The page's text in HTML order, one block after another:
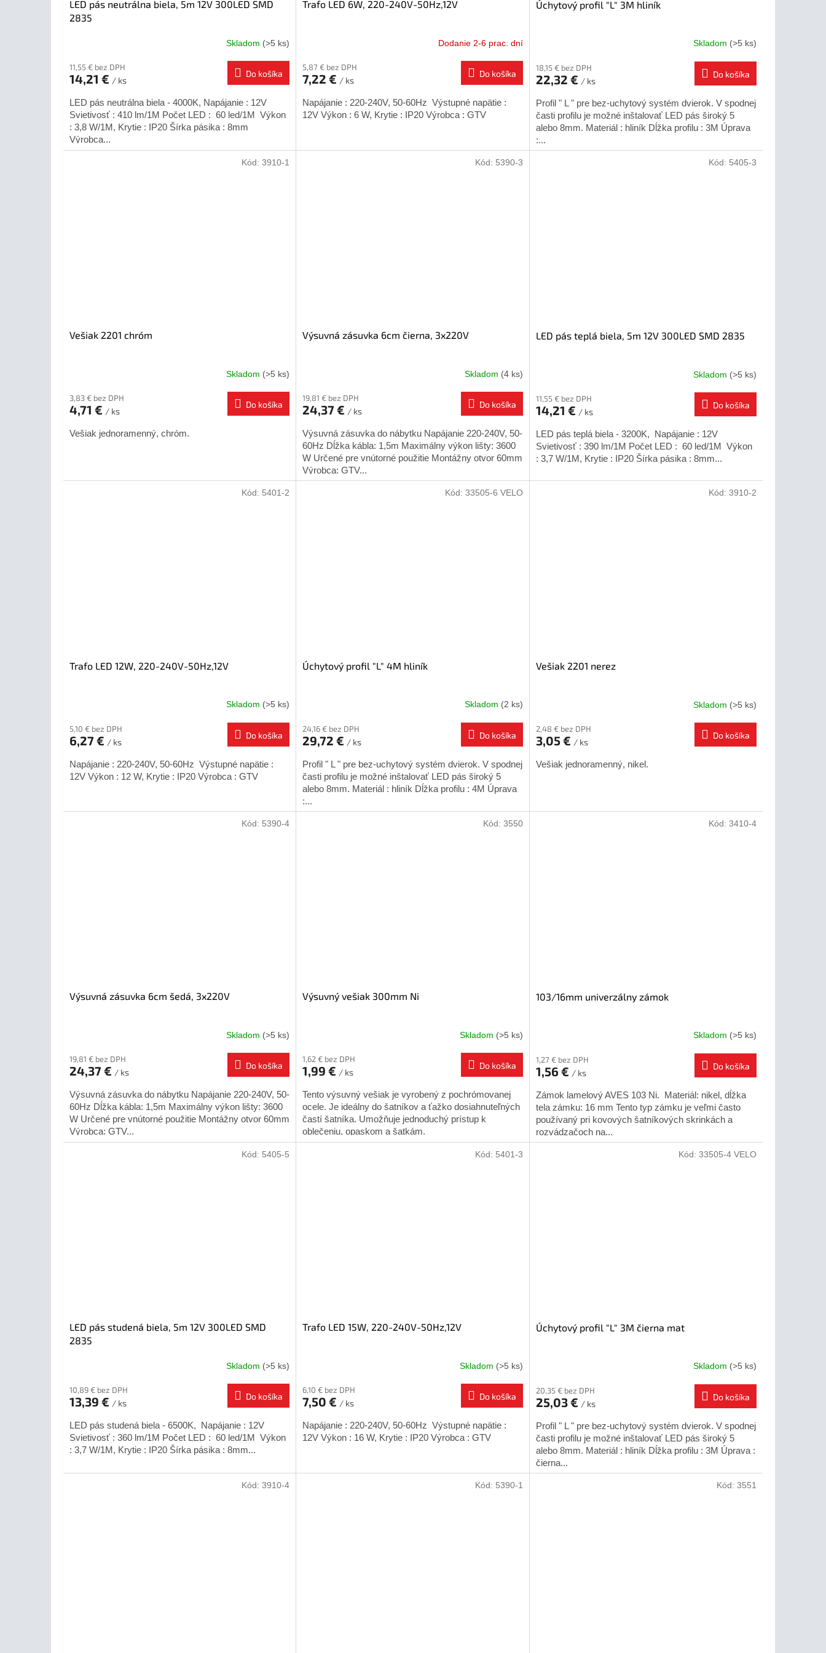
LED pás neutrálna biela, 5m 12V 300LED SMD
2835
Skladom (>5 ks)
11,55 € bez DPH
14,21 € / ks
Do košíka
LED pás neutrálna biela - 4000K, Napájanie : 12V
Svietivosť : 410 lm/1M Počet LED : 60 led/1M Výkon
: 3,8 W/1M, Krytie : IP20 Šírka pásika : 8mm
Výrobca...
Trafo LED 6W, 220-240V-50Hz,12V
Dodanie 2-6 prac. dní
5,87 € bez DPH
7,22 € / ks
Do košíka
Napájanie : 220-240V, 50-60Hz Výstupné napätie :
12V Výkon : 6 W, Krytie : IP20 Výrobca : GTV
Úchytový profil "L" 3M hliník
Skladom (>5 ks)
18,15 € bez DPH
22,32 € / ks
Do košíka
Profil " L " pre bez-uchytový systém dvierok. V spodnej
časti profilu je možné inštalovať LED pás široký 5
alebo 8mm. Materiál : hliník Dĺžka profilu : 3M Úprava
:...
Vešiak 2201 chróm
Skladom (>5 ks)
3,83 € bez DPH
4,71 € / ks
Do košíka
Vešiak jednoramenný, chróm.
Kód:3910-1
Výsuvná zásuvka 6cm čierna, 3x220V
Skladom (4 ks)
19,81 € bez DPH
24,37 € / ks
Do košíka
Výsuvná zásuvka do nábytku Napájanie 220-240V, 50-
60Hz Dĺžka kábla: 1,5m Maximálny výkon lišty: 3600
W Určené pre vnútorné použitie Montážny otvor 60mm
Výrobca: GTV...
Kód: 5390-3
LED pás teplá biela, 5m 12V 300LED SMD 2835
Skladom (>5 ks)
11,55 € bez DPH
14,21 € / ks
Do košíka
LED pás teplá biela - 3200K, Napájanie : 12V
Svietivosť : 390 lm/1M Počet LED : 60 led/1M Výkon
: 3,7 W/1M, Krytie : IP20 Šírka pásika : 8mm...
Kód: 5405-3
Trafo LED 12W, 220-240V-50Hz,12V
Skladom (>5 ks)
5,10 € bez DPH
6,27 € / ks
Do košíka
Napájanie : 220-240V, 50-60Hz Výstupné napätie :
12V Výkon : 12 W, Krytie : IP20 Výrobca : GTV
Kód: 5401-2
Úchytový profil "L" 4M hliník
Skladom (2 ks)
24,16 € bez DPH
29,72 € / ks
Do košíka
Profil " L " pre bez-uchytový systém dvierok. V spodnej
časti profilu je možné inštalovať LED pás široký 5
alebo 8mm. Materiál : hliník Dĺžka profilu : 4M Úprava
:...
Kód: 33505-6 VELO
Vešiak 2201 nerez
Skladom (>5 ks)
2,48 € bez DPH
3,05 € / ks
Do košíka
Vešiak jednoramenný, nikel.
Kód: 3910-2
Výsuvná zásuvka 6cm šedá, 3x220V
Skladom (>5 ks)
19,81 € bez DPH
24,37 € / ks
Do košíka
Výsuvná zásuvka do nábytku Napájanie 220-240V, 50-
60Hz Dĺžka kábla: 1,5m Maximálny výkon lišty: 3600
W Určené pre vnútorné použitie Montážny otvor 60mm
Výrobca: GTV...
Kód: 5390-4
Výsuvný vešiak 300mm Ni
Skladom (>5 ks)
1,62 € bez DPH
1,99 € / ks
Do košíka
Tento výsuvný vešiak je vyrobený z pochrómovanej
ocele. Je ideálny do šatníkov a ťažko dosiahnuteľných
častí šatníka. Umožňuje jednoduchý prístup k
oblečeniu, opaskom a šatkám.
Kód: 3550
103/16mm univerzálny zámok
Skladom (>5 ks)
1,27 € bez DPH
1,56 € / ks
Do košíka
Zámok lamelový AVES 103 Ni. Materiál: nikel, dĺžka
tela zámku: 16 mm Tento typ zámku je veľmi často
používaný pri kovových šatníkových skrinkách a
rozvádzačoch na...
Kód: 3410-4
LED pás studená biela, 5m 12V 300LED SMD
2835
Skladom (>5 ks)
10,89 € bez DPH
13,39 € / ks
Do košíka
LED pás studená biela - 6500K, Napájanie : 12V
Svietivosť : 360 lm/1M Počet LED : 60 led/1M Výkon
: 3,7 W/1M, Krytie : IP20 Šírka pásika : 8mm...
Kód: 5405-5
Trafo LED 15W, 220-240V-50Hz,12V
Skladom (>5 ks)
6,10 € bez DPH
7,50 € / ks
Do košíka
Napájanie : 220-240V, 50-60Hz Výstupné napätie :
12V Výkon : 16 W, Krytie : IP20 Výrobca : GTV
Kód: 5401-3
Úchytový profil "L" 3M čierna mat
Skladom (>5 ks)
20,35 € bez DPH
25,03 € / ks
Do košíka
Profil " L " pre bez-uchytový systém dvierok. V spodnej
časti profilu je možné inštalovať LED pás široký 5
alebo 8mm. Materiál : hliník Dĺžka profilu : 3M Úprava :
čierna...
Kód: 33505-4 VELO
Kód:3910-4 Kód: 5390-1 Kód: 3551